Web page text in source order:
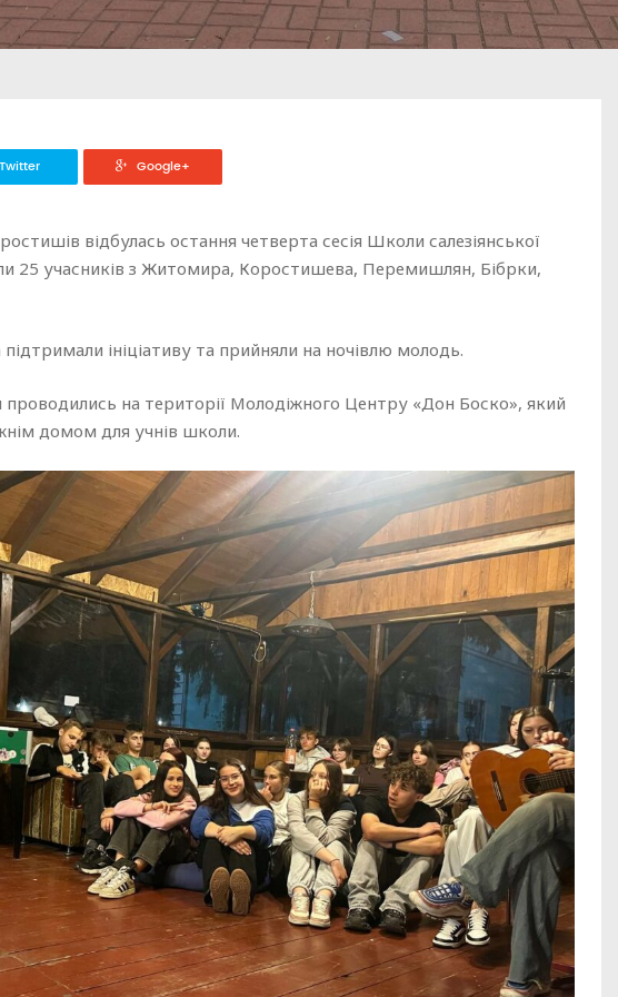
Twitter Google+
відбулась остання четверта сесія Школи салезіянської
25 учасників з Житомира, Коростишева, Перемишлян, Бібрки,
ініціативу та прийняли на ночівлю молодь.
проводились на території Молодіжного Центру «Дон Боско», який
домом для учнів школи.